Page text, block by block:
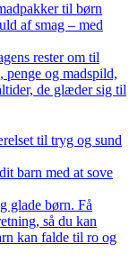
til børn
af smag – med
rester om til
penge og madspild,
de glæder sig til
til tryg og sund
barn med at sove
glade børn. Få
så du kan
kan falde til ro og